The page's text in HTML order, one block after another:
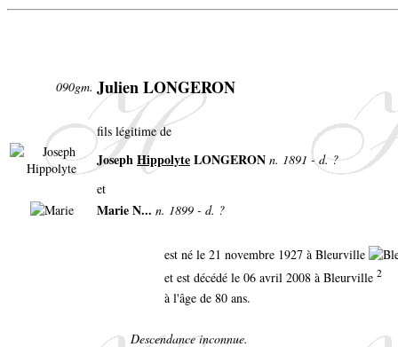
090gm. Julien LONGERON
fils légitime de
JosephHippolyteLONGERON n. 1891 - d. ?
et
Marie N... n. 1899 - d. ?
est né le 21 novembre 1927 à Bleurville
et est décédé le 06 avril 2008 à Bleurville 2
à l'âge de 80 ans.
Descendance inconnue.